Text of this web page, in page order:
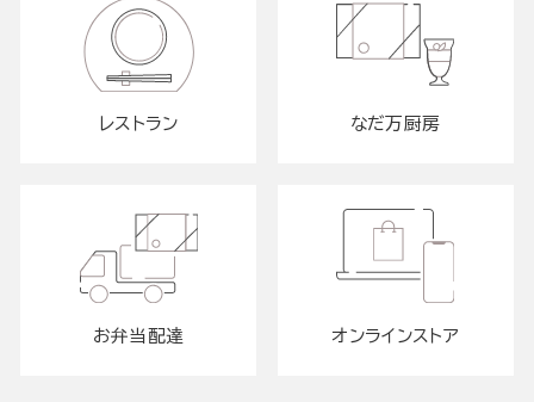
レストラン なだ万厨房
お弁当配達 オンラインストア